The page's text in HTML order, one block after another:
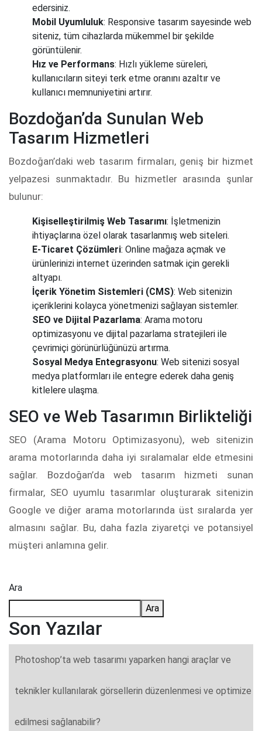
edersiniz.
Mobil Uyumluluk: Responsive tasarım sayesinde web
siteniz, tüm cihazlarda mükemmel bir şekilde
görüntülenir.
Hız ve Performans: Hızlı yükleme süreleri,
kullanıcıların siteyi terk etme oranını azaltır ve
kullanıcı memnuniyetini artırır.
Bozdoğan’da Sunulan Web
Tasarım Hizmetleri
Bozdoğan’daki web tasarım firmaları, geniş bir hizmet
yelpazesi sunmaktadır. Bu hizmetler arasında şunlar
bulunur:
Kişiselleştirilmiş Web Tasarımı: İşletmenizin
ihtiyaçlarına özel olarak tasarlanmış web siteleri.
E-Ticaret Çözümleri: Online mağaza açmak ve
ürünlerinizi internet üzerinden satmak için gerekli
altyapı.
İçerik Yönetim Sistemleri (CMS): Web sitenizin
içeriklerini kolayca yönetmenizi sağlayan sistemler.
SEO ve Dijital Pazarlama: Arama motoru
optimizasyonu ve dijital pazarlama stratejileri ile
çevrimiçi görünürlüğünüzü artırma.
Sosyal Medya Entegrasyonu: Web sitenizi sosyal
medya platformları ile entegre ederek daha geniş
kitlelere ulaşma.
SEO ve Web Tasarımın Birlikteliği
SEO (Arama Motoru Optimizasyonu), web sitenizin
arama motorlarında daha iyi sıralamalar elde etmesini
sağlar. Bozdoğan’da web tasarım hizmeti sunan
firmalar, SEO uyumlu tasarımlar oluşturarak sitenizin
Google ve diğer arama motorlarında üst sıralarda yer
almasını sağlar. Bu, daha fazla ziyaretçi ve potansiyel
müşteri anlamına gelir.
Ara
Ara
Son Yazılar
Photoshop’ta web tasarımı yaparken hangi araçlar ve
teknikler kullanılarak görsellerin düzenlenmesi ve optimize
edilmesi sağlanabilir?